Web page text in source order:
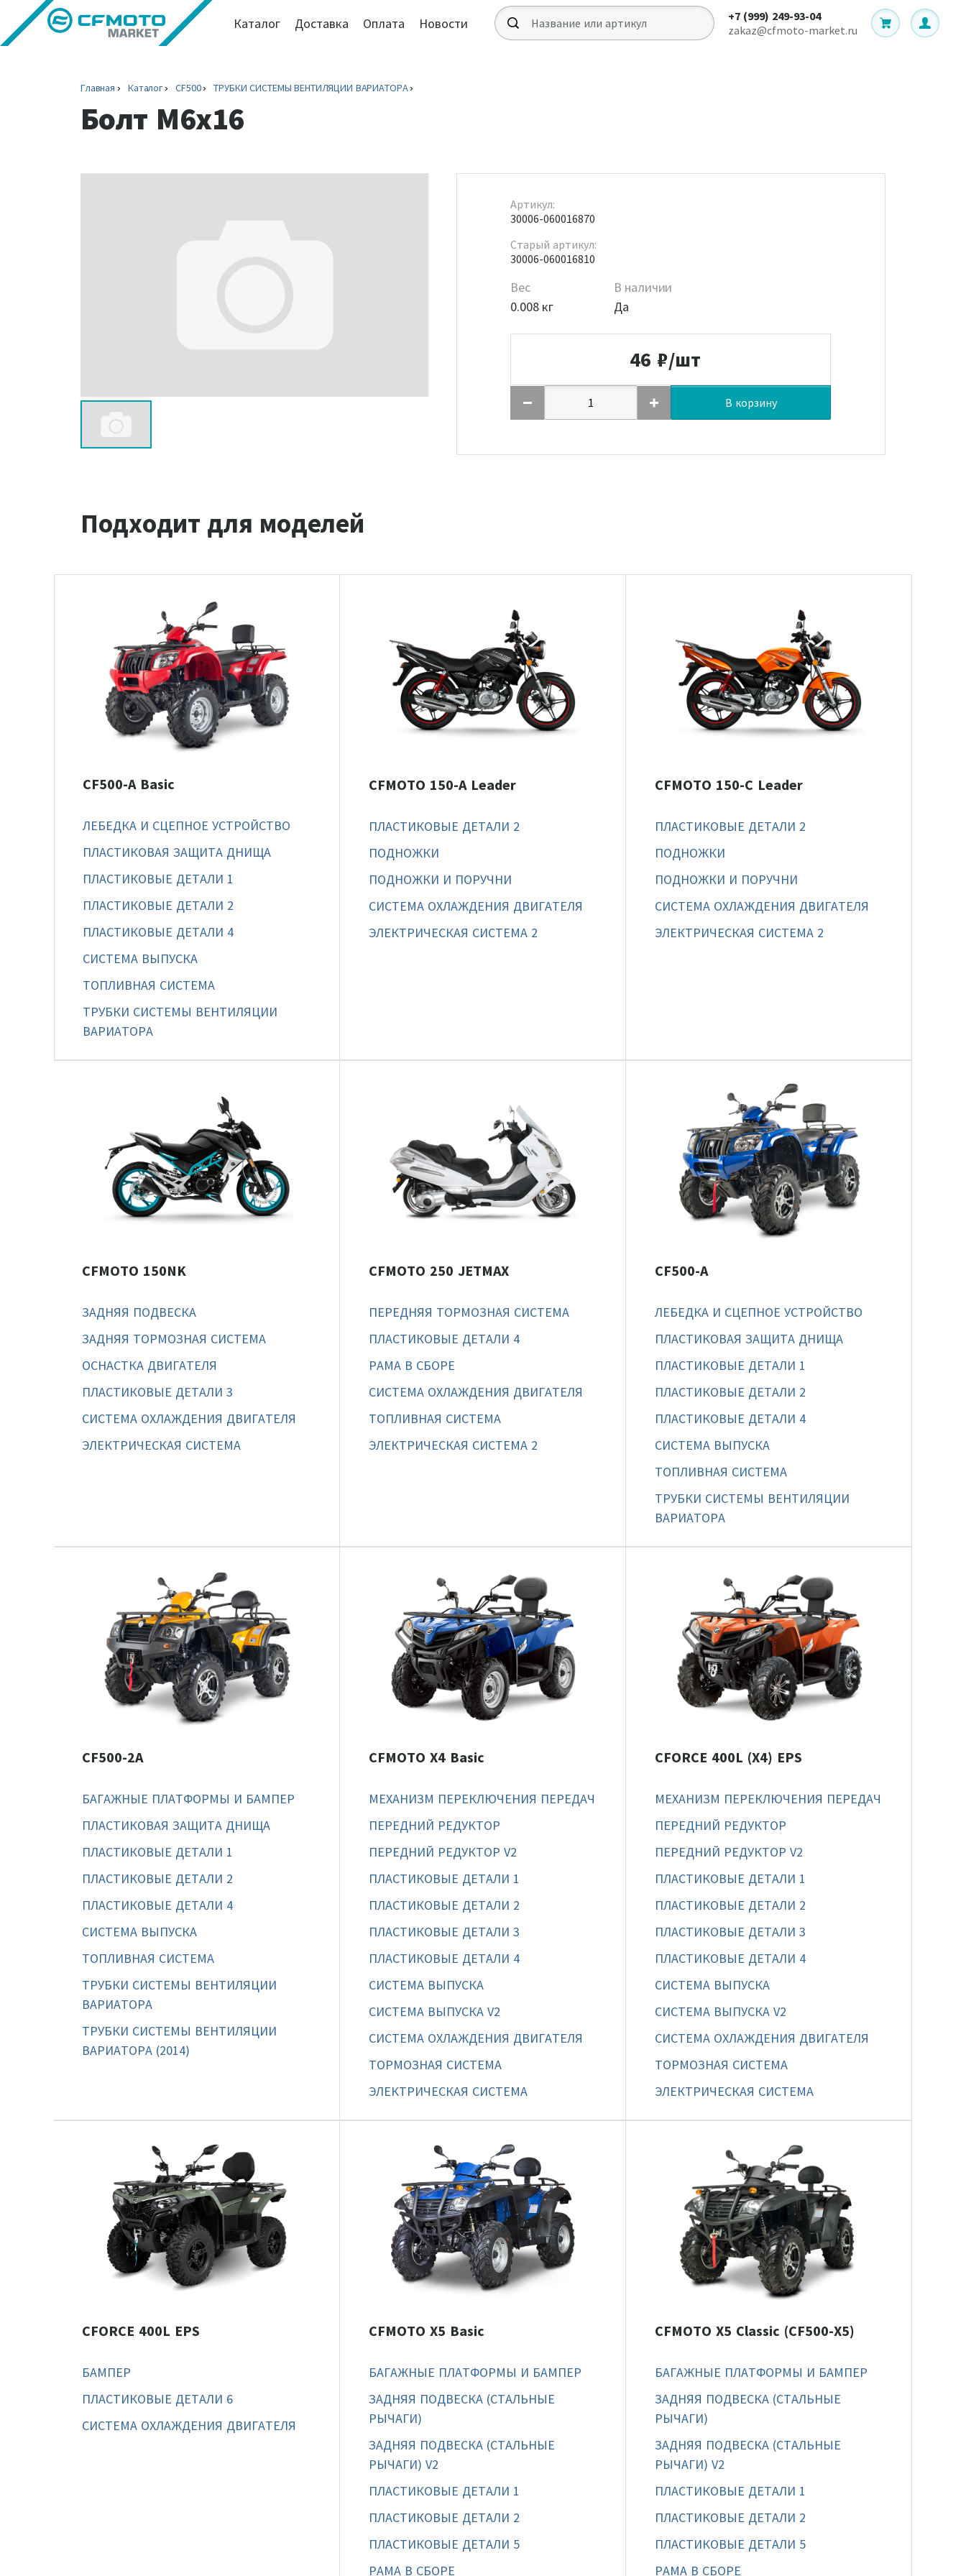
Каталог Доставка Оплата Новости
+7 (999) 249-93-04
zakaz@cfmoto-market.ru
Главная Каталог CF500 ТРУБКИ СИСТЕМЫ ВЕНТИЛЯЦИИ ВАРИАТОРА
Болт M6x16
Артикул:
30006-060016870
Старый артикул:
30006-060016810
Вес
0.008 кг
В наличии
Да
46 ₽/шт
В корзину
Подходит для моделей
CF500-A Basic
ЛЕБЕДКА И СЦЕПНОЕ УСТРОЙСТВО
ПЛАСТИКОВАЯ ЗАЩИТА ДНИЩА
ПЛАСТИКОВЫЕ ДЕТАЛИ 1
ПЛАСТИКОВЫЕ ДЕТАЛИ 2
ПЛАСТИКОВЫЕ ДЕТАЛИ 4
СИСТЕМА ВЫПУСКА
ТОПЛИВНАЯ СИСТЕМА
ТРУБКИ СИСТЕМЫ ВЕНТИЛЯЦИИ
ВАРИАТОРА
CFMOTO 150-A Leader
ПЛАСТИКОВЫЕ ДЕТАЛИ 2
ПОДНОЖКИ
ПОДНОЖКИ И ПОРУЧНИ
СИСТЕМА ОХЛАЖДЕНИЯ ДВИГАТЕЛЯ
ЭЛЕКТРИЧЕСКАЯ СИСТЕМА 2
CFMOTO 150-C Leader
ПЛАСТИКОВЫЕ ДЕТАЛИ 2
ПОДНОЖКИ
ПОДНОЖКИ И ПОРУЧНИ
СИСТЕМА ОХЛАЖДЕНИЯ ДВИГАТЕЛЯ
ЭЛЕКТРИЧЕСКАЯ СИСТЕМА 2
CFMOTO 150NK
ЗАДНЯЯ ПОДВЕСКА
ЗАДНЯЯ ТОРМОЗНАЯ СИСТЕМА
ОСНАСТКА ДВИГАТЕЛЯ
ПЛАСТИКОВЫЕ ДЕТАЛИ 3
СИСТЕМА ОХЛАЖДЕНИЯ ДВИГАТЕЛЯ
ЭЛЕКТРИЧЕСКАЯ СИСТЕМА
CFMOTO 250 JETMAX
ПЕРЕДНЯЯ ТОРМОЗНАЯ СИСТЕМА
ПЛАСТИКОВЫЕ ДЕТАЛИ 4
РАМА В СБОРЕ
СИСТЕМА ОХЛАЖДЕНИЯ ДВИГАТЕЛЯ
ТОПЛИВНАЯ СИСТЕМА
ЭЛЕКТРИЧЕСКАЯ СИСТЕМА 2
CF500-A
ЛЕБЕДКА И СЦЕПНОЕ УСТРОЙСТВО
ПЛАСТИКОВАЯ ЗАЩИТА ДНИЩА
ПЛАСТИКОВЫЕ ДЕТАЛИ 1
ПЛАСТИКОВЫЕ ДЕТАЛИ 2
ПЛАСТИКОВЫЕ ДЕТАЛИ 4
СИСТЕМА ВЫПУСКА
ТОПЛИВНАЯ СИСТЕМА
ТРУБКИ СИСТЕМЫ ВЕНТИЛЯЦИИ
ВАРИАТОРА
CF500-2A
БАГАЖНЫЕ ПЛАТФОРМЫ И БАМПЕР
ПЛАСТИКОВАЯ ЗАЩИТА ДНИЩА
ПЛАСТИКОВЫЕ ДЕТАЛИ 1
ПЛАСТИКОВЫЕ ДЕТАЛИ 2
ПЛАСТИКОВЫЕ ДЕТАЛИ 4
СИСТЕМА ВЫПУСКА
ТОПЛИВНАЯ СИСТЕМА
ТРУБКИ СИСТЕМЫ ВЕНТИЛЯЦИИ
ВАРИАТОРА
ТРУБКИ СИСТЕМЫ ВЕНТИЛЯЦИИ
ВАРИАТОРА (2014)
CFMOTO X4 Basic
МЕХАНИЗМ ПЕРЕКЛЮЧЕНИЯ ПЕРЕДАЧ
ПЕРЕДНИЙ РЕДУКТОР
ПЕРЕДНИЙ РЕДУКТОР V2
ПЛАСТИКОВЫЕ ДЕТАЛИ 1
ПЛАСТИКОВЫЕ ДЕТАЛИ 2
ПЛАСТИКОВЫЕ ДЕТАЛИ 3
ПЛАСТИКОВЫЕ ДЕТАЛИ 4
СИСТЕМА ВЫПУСКА
СИСТЕМА ВЫПУСКА V2
СИСТЕМА ОХЛАЖДЕНИЯ ДВИГАТЕЛЯ
ТОРМОЗНАЯ СИСТЕМА
ЭЛЕКТРИЧЕСКАЯ СИСТЕМА
CFORCE 400L (X4) EPS
МЕХАНИЗМ ПЕРЕКЛЮЧЕНИЯ ПЕРЕДАЧ
ПЕРЕДНИЙ РЕДУКТОР
ПЕРЕДНИЙ РЕДУКТОР V2
ПЛАСТИКОВЫЕ ДЕТАЛИ 1
ПЛАСТИКОВЫЕ ДЕТАЛИ 2
ПЛАСТИКОВЫЕ ДЕТАЛИ 3
ПЛАСТИКОВЫЕ ДЕТАЛИ 4
СИСТЕМА ВЫПУСКА
СИСТЕМА ВЫПУСКА V2
СИСТЕМА ОХЛАЖДЕНИЯ ДВИГАТЕЛЯ
ТОРМОЗНАЯ СИСТЕМА
ЭЛЕКТРИЧЕСКАЯ СИСТЕМА
CFORCE 400L EPS
БАМПЕР
ПЛАСТИКОВЫЕ ДЕТАЛИ 6
СИСТЕМА ОХЛАЖДЕНИЯ ДВИГАТЕЛЯ
CFMOTO X5 Basic
БАГАЖНЫЕ ПЛАТФОРМЫ И БАМПЕР
ЗАДНЯЯ ПОДВЕСКА (СТАЛЬНЫЕ
РЫЧАГИ)
ЗАДНЯЯ ПОДВЕСКА (СТАЛЬНЫЕ
РЫЧАГИ) V2
ПЛАСТИКОВЫЕ ДЕТАЛИ 1
ПЛАСТИКОВЫЕ ДЕТАЛИ 2
ПЛАСТИКОВЫЕ ДЕТАЛИ 5
РАМА В СБОРЕ
CFMOTO X5 Classic (CF500-X5)
БАГАЖНЫЕ ПЛАТФОРМЫ И БАМПЕР
ЗАДНЯЯ ПОДВЕСКА (СТАЛЬНЫЕ
РЫЧАГИ)
ЗАДНЯЯ ПОДВЕСКА (СТАЛЬНЫЕ
РЫЧАГИ) V2
ПЛАСТИКОВЫЕ ДЕТАЛИ 1
ПЛАСТИКОВЫЕ ДЕТАЛИ 2
ПЛАСТИКОВЫЕ ДЕТАЛИ 5
РАМА В СБОРЕ